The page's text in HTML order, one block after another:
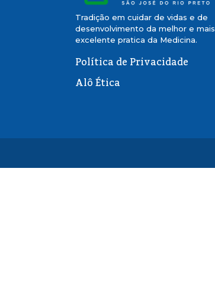
Tradição em cuidar de vidas e de
desenvolvimento da melhor e mais
excelente pratica da Medicina.
Política de Privacidade
Alô Ética